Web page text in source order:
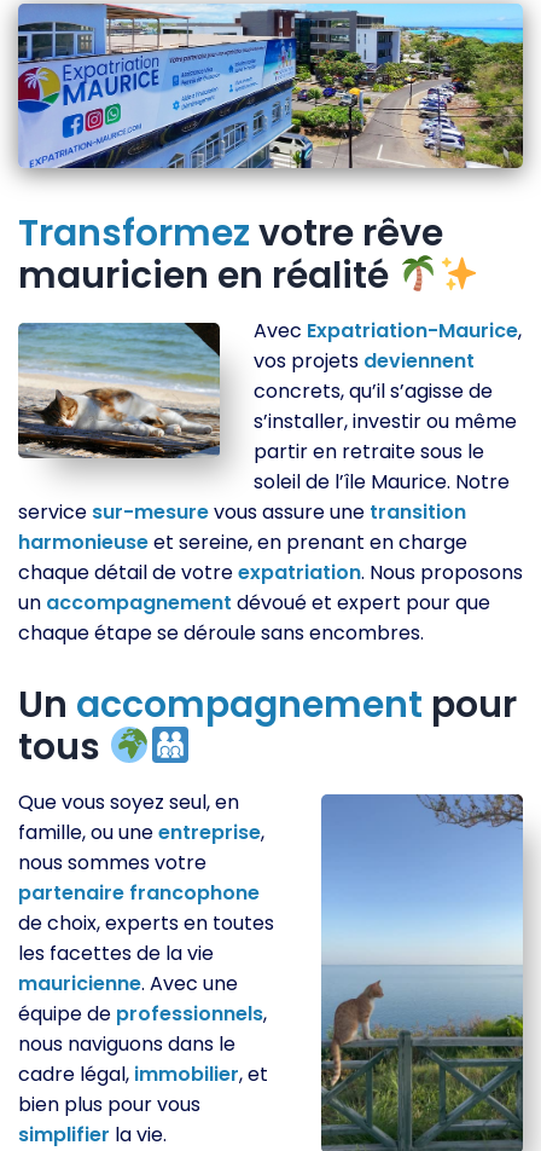
Transformezvotre rêve
mauricien en réalité
Avec Expatriation-Maurice,
vos projets deviennent
concrets, qu’il s’agisse de
s’installer, investir ou même
partir en retraite sous le
soleil de l’île Maurice. Notre
service sur-mesurevous assure une transition
harmonieuseet sereine, en prenant en charge
chaque détail de votreexpatriation. Nous proposons
un accompagnement dévoué et expert pour que
chaque étape se déroule sans encombres.
Un accompagnement pour
tous
Que vous soyez seul, en
famille, ou uneentreprise,
nous sommes votre
partenaire francophone
de choix, experts en toutes
les facettes de la vie
mauricienne. Avec une
équipe de professionnels,
nous naviguons dans le
cadre légal, immobilier, et
bien plus pour vous
simplifier la vie.